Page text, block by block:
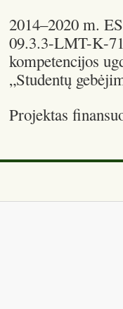
2014–2020 m.
09.3.3-LMT-K-
kompetencijos
„Studentų
Projektas